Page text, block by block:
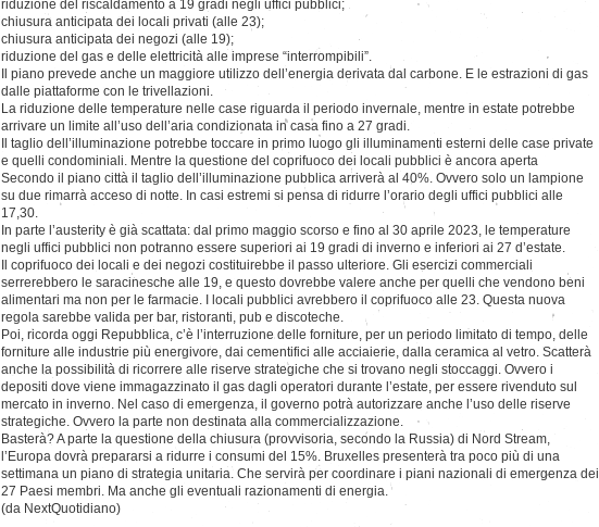
riduzione del riscaldamento a 19 gradi negli uffici pubblici;
chiusura anticipata dei locali privati (alle 23);
chiusura anticipata dei negozi (alle 19);
riduzione del gas e delle elettricità alle imprese “interrompibili”.
Il piano prevede anche un maggiore utilizzo dell’energia derivata dal carbone. E le estrazioni di gas
dalle piattaforme con le trivellazioni.
La riduzione delle temperature nelle case riguarda il periodo invernale, mentre in estate potrebbe
arrivare un limite all’uso dell’aria condizionata in casa fino a 27 gradi.
Il taglio dell’illuminazione potrebbe toccare in primo luogo gli illuminamenti esterni delle case private
e quelli condominiali. Mentre la questione del coprifuoco dei locali pubblici è ancora aperta
Secondo il piano città il taglio dell’illuminazione pubblica arriverà al 40%. Ovvero solo un lampione
su due rimarrà acceso di notte. In casi estremi si pensa di ridurre l’orario degli uffici pubblici alle
17,30.
In parte l’austerity è già scattata: dal primo maggio scorso e fino al 30 aprile 2023, le temperature
negli uffici pubblici non potranno essere superiori ai 19 gradi di inverno e inferiori ai 27 d’estate.
Il coprifuoco dei locali e dei negozi costituirebbe il passo ulteriore. Gli esercizi commerciali
serrerebbero le saracinesche alle 19, e questo dovrebbe valere anche per quelli che vendono beni
alimentari ma non per le farmacie. I locali pubblici avrebbero il coprifuoco alle 23. Questa nuova
regola sarebbe valida per bar, ristoranti, pub e discoteche.
Poi, ricorda oggi Repubblica, c’è l’interruzione delle forniture, per un periodo limitato di tempo, delle
forniture alle industrie più energivore, dai cementifici alle acciaierie, dalla ceramica al vetro. Scatterà
anche la possibilità di ricorrere alle riserve strategiche che si trovano negli stoccaggi. Ovvero i
depositi dove viene immagazzinato il gas dagli operatori durante l’estate, per essere rivenduto sul
mercato in inverno. Nel caso di emergenza, il governo potrà autorizzare anche l’uso delle riserve
strategiche. Ovvero la parte non destinata alla commercializzazione.
Basterà? A parte la questione della chiusura (provvisoria, secondo la Russia) di Nord Stream,
l’Europa dovrà prepararsi a ridurre i consumi del 15%. Bruxelles presenterà tra poco più di una
settimana un piano di strategia unitaria. Che servirà per coordinare i piani nazionali di emergenza dei
27 Paesi membri. Ma anche gli eventuali razionamenti di energia.
(da NextQuotidiano)